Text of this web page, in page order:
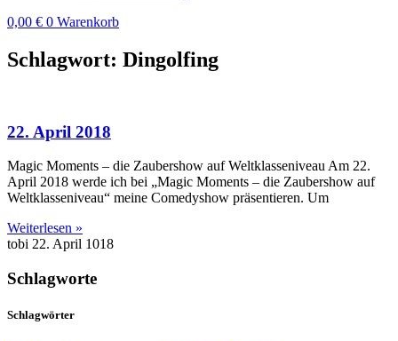
0,00 € 0 Warenkorb
Schlagwort: Dingolfing
22. April 2018
Magic Moments – die Zaubershow auf Weltklasseniveau Am 22.
April 2018 werde ich bei „Magic Moments – die Zaubershow auf
Weltklasseniveau“ meine Comedyshow präsentieren. Um
Weiterlesen »
tobi 22. April 1018
Schlagworte
Schlagwörter